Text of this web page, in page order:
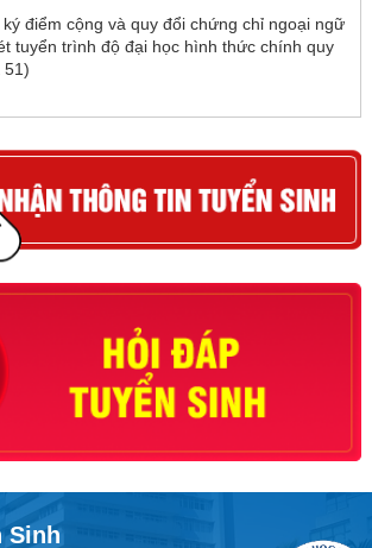
điểm cộng và quy đổi chứng chỉ ngoại ngữ
tuyển trình độ đại học hình thức chính quy
51)
Sinh